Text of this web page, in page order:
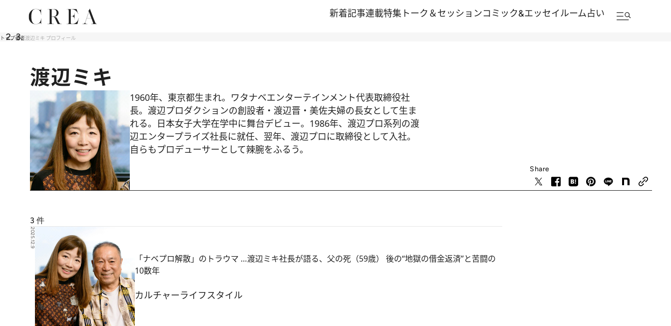
新着記事連載特集 トーク＆セッションコミック&エッセイルーム占い
トップ著者渡辺ミキ プロフィール
渡辺ミキ
1960年、東京都生まれ。ワタナベエンターテインメント代表取締役社
長。渡辺プロダクションの創設者・渡辺晋・美佐夫婦の長女として生ま
れる。日本女子大学在学中に舞台デビュー。1986年、渡辺プロ系列の渡
辺エンタープライズ社長に就任、翌年、渡辺プロに取締役として入社。
自らもプロデューサーとして辣腕をふるう。
Share
3 件
2025.12.9
「ナベプロ解散」のトラウマ …渡辺ミキ社長が語る、父の死（59歳） 後の“地獄の借金返済”と苦闘の
10数年
カルチャーライフスタイル